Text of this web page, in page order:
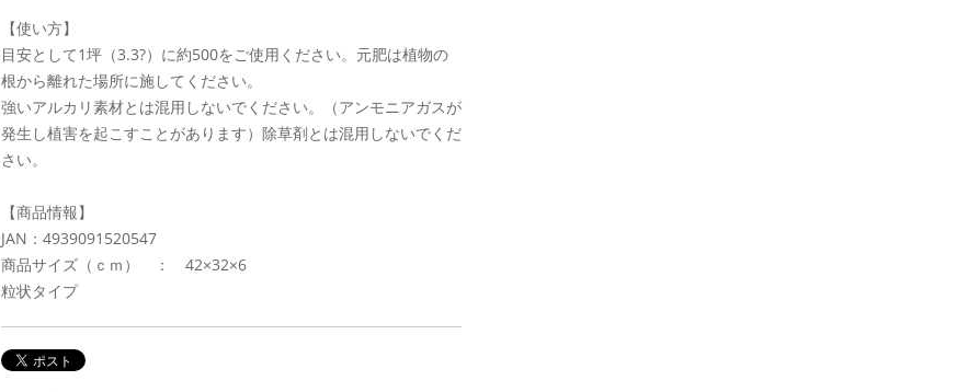
【使い方】
目安として1坪（3.3?）に約500をご使用ください。元肥は植物の
根から離れた場所に施してください。
強いアルカリ素材とは混用しないでください。（アンモニアガスが
発生し植害を起こすことがあります）除草剤とは混用しないでくだ
さい。
【商品情報】
JAN：4939091520547
商品サイズ（ｃｍ） ： 42×32×6
粒状タイプ